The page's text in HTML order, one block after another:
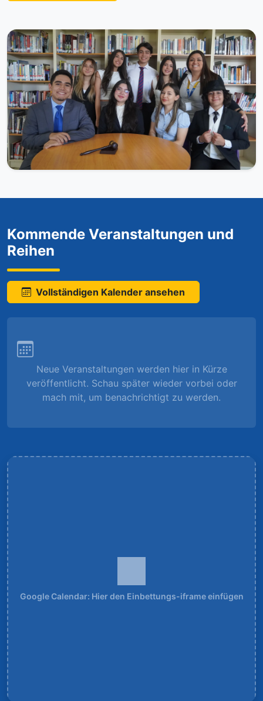
Kommende Veranstaltungen und
Reihen
Vollständigen Kalender ansehen
Neue Veranstaltungen werden hier in Kürze
veröffentlicht. Schau später wieder vorbei oder
mach mit, um benachrichtigt zu werden.
Google Calendar: Hier den Einbettungs-iframe einfügen